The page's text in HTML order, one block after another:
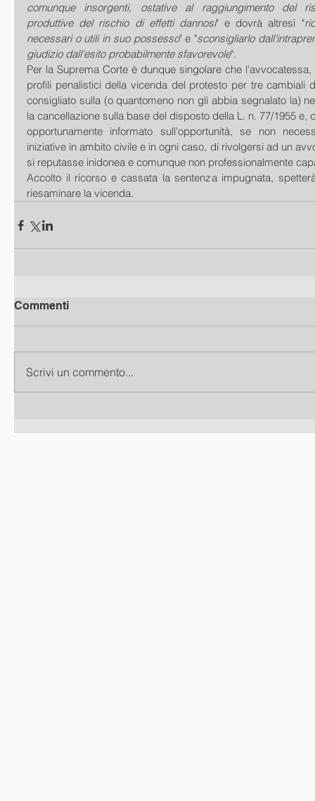
comunque insorgenti, ostative al raggiungimento del
produttive del rischio di effetti dannosi" e dovrà altresì "
necessari o utili in suo possesso" e "sconsigliarlo
giudizio dall'esito probabilmente sfavorevole".
Per la Suprema Corte è dunque singolare che
profili penalistici della vicenda del protesto per tre cambiali
consigliato sulla (o quantomeno non gli abbia segnalato la)
la cancellazione sulla base del disposto della L. n. 77/1955 e,
opportunamente informato sull'opportunità, se non
iniziative in ambito civile e in ogni caso, di rivolgersi ad un
si reputasse inidonea e comunque non professionalmente
Accolto il ricorso e cassata la sentenza impugnata,
riesaminare la vicenda.
Commenti
Scrivi un commento...